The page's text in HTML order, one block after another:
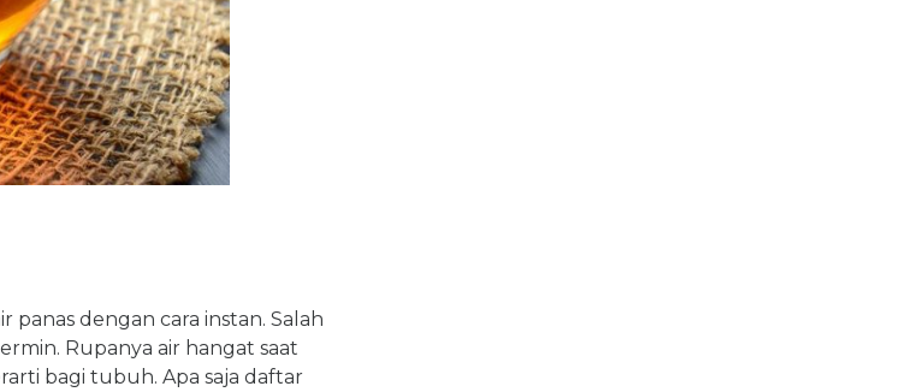
dengan cara instan. Salah
Rupanya air hangat saat
bagi tubuh. Apa saja daftar